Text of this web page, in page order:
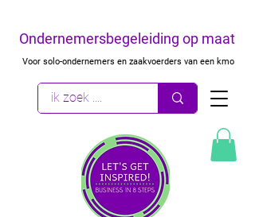
Ondernemersbegeleiding op maat
Voor solo-ondernemers en zaakvoerders van een kmo